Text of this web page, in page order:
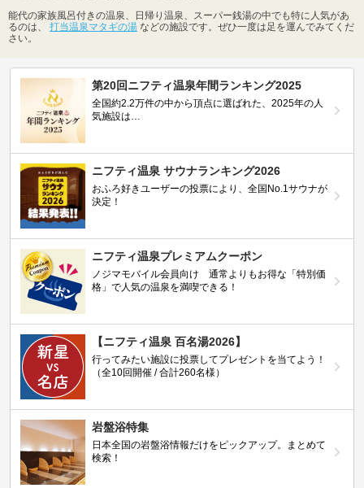
能代の家族風呂付きの温泉、日帰り温泉、スーパー銭湯の中でも特に人気があ
るのは、 打当温泉マタギの湯 などの施設です。ぜひ一度は足を運んでみてくだ
さい。
第20回ニフティ温泉年間ランキング2025
全国約2.2万件の中から頂点に選ばれた、2025年の人
気施設は…
ニフティ温泉 サウナランキング2026
おふろ好きユーザーの投票により、全国No.1サウナが
決定！
ニフティ温泉プレミアムクーポン
ノジマモバイル会員向け 通常よりもお得な「特別価
格」で人気の温泉を満喫できる！
【ニフティ温泉 百名湯2026】
行ってみたい施設に投票してプレゼントを当てよう！
（全10回開催 / 合計260名様）
岩盤浴特集
日本全国の岩盤浴情報だけをピックアップ。まとめて
検索！